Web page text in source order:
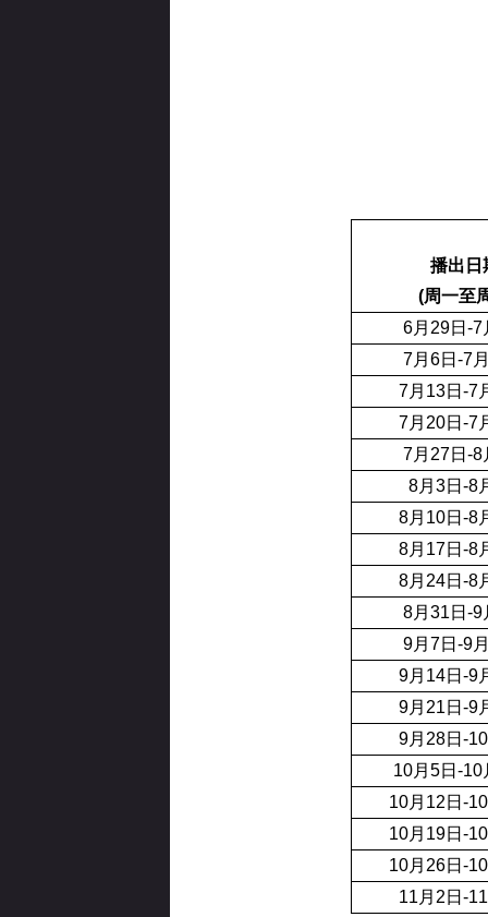
播出日
(周一至
6月29日-7
7月6日-7
7月13日-7
7月20日-7
7月27日-8
8月3日-8
8月10日-8
8月17日-8
8月24日-8
8月31日-9
9月7日-9
9月14日-9
9月21日-9
9月28日-
10月5日-10
10月12日-
10月19日-
10月26日-
11月2日-